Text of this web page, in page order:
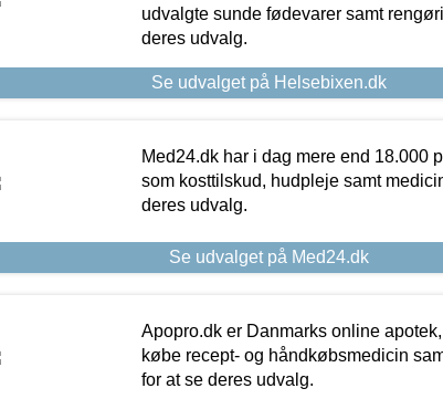
udvalgte sunde fødevarer samt
deres udvalg.
Se udvalget på Helsebixen.dk
Med24.dk har i dag mere end 18.000
som kosttilskud, hudpleje samt
deres udvalg.
Se udvalget på Med24.dk
Apopro.dk er Danmarks online
købe recept- og håndkøbsmedicin
for at se deres udvalg.